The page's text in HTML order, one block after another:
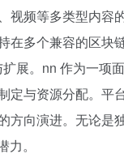
视频等多类型内容
在多个兼容的区块
展。nn 作为一项
定与资源分配。
方向演进。无论是
。